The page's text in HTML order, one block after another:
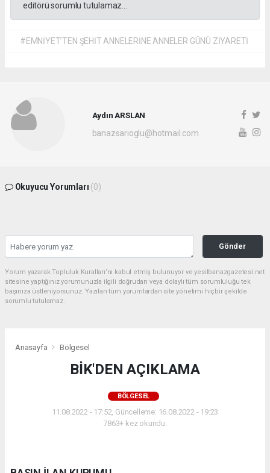
editörü sorumlu tutulamaz...
#EMNİYET’TEN ŞEHİT ANNELERİNE ANNELER GÜNÜ ZİYARETİ
Aydın ARSLAN
banazsarioglu@hotmail.com
Okuyucu Yorumları (0)
Gönder
Yorum yazarak Topluluk Kuralları’nı kabul etmiş bulunuyor ve yesilbanazgazetesi.net
sitesine yaptığınız yorumunuzla ilgili doğrudan veya dolaylı tüm sorumluluğu tek
başınıza üstleniyorsunuz. Yazılan tüm yorumlardan site yönetimi hiçbir şekilde
sorumlu tutulamaz.
Anasayfa Bölgesel
BİK'DEN AÇIKLAMA
BÖLGESEL
11.08.2022 - 17:52, Güncelleme: 16.08.2022 - 19:23
7863+ kez okundu.